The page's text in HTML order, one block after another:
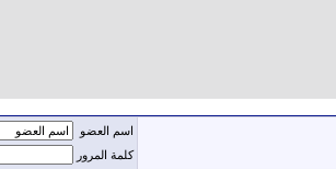
اسم العضو
كلمة المرور